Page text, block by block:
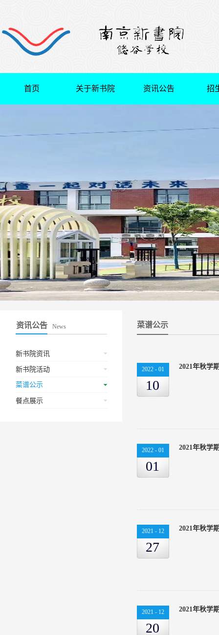
首页 关于新书院 资讯公告 招
资讯公告 News
新书院资讯
新书院活动
菜谱公示
餐点展示
菜谱公示
2022 - 01
10
2021年秋学
2022 - 01
01
2021年秋学
2021 - 12
27
2021年秋学
2021 - 12
20
2021年秋学